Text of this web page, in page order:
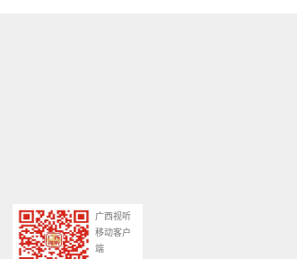
广西视听
移动客户
端